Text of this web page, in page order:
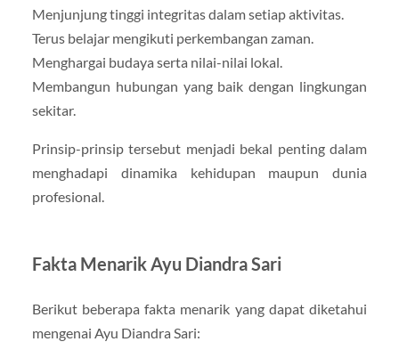
Menjunjung tinggi integritas dalam setiap aktivitas.
Terus belajar mengikuti perkembangan zaman.
Menghargai budaya serta nilai-nilai lokal.
Membangun hubungan yang baik dengan lingkungan
sekitar.
Prinsip-prinsip tersebut menjadi bekal penting dalam
menghadapi dinamika kehidupan maupun dunia
profesional.
Fakta Menarik Ayu Diandra Sari
Berikut beberapa fakta menarik yang dapat diketahui
mengenai Ayu Diandra Sari: